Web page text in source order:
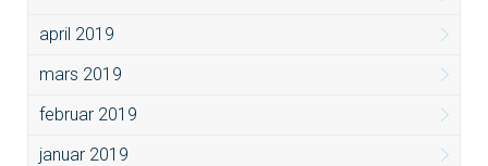
april 2019
mars 2019
februar 2019
januar 2019